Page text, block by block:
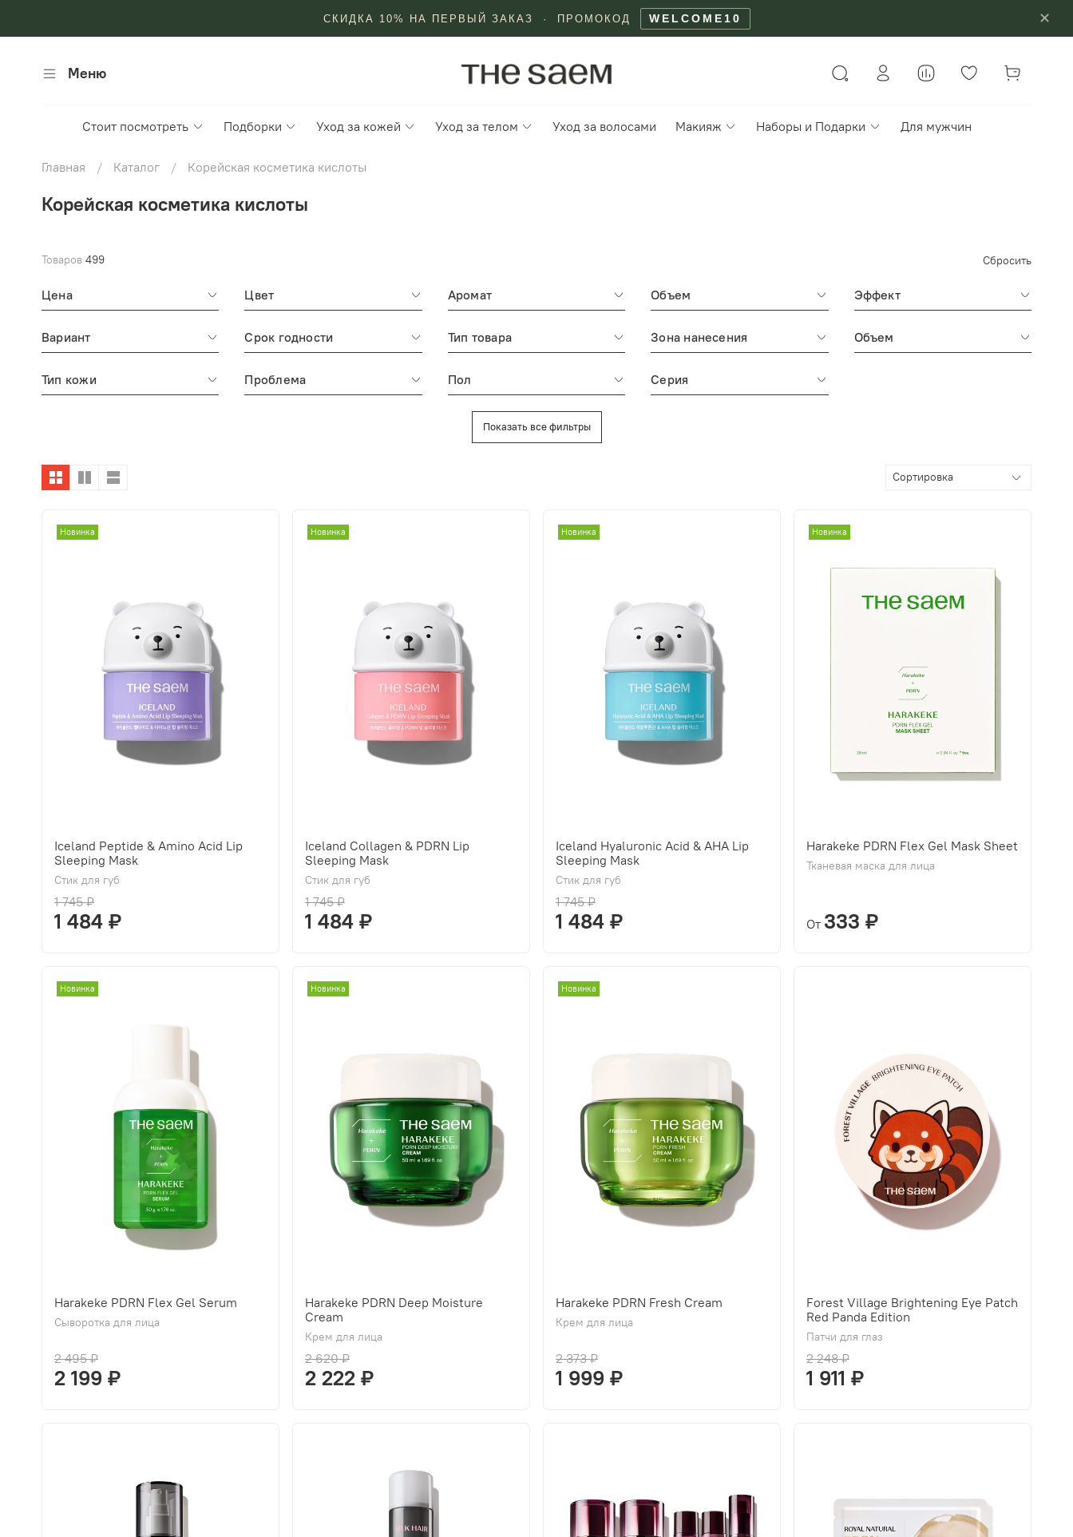
СКИДКА 10% НА ПЕРВЫЙ ЗАКАЗ · ПРОМОКОД WELCOME10 ✕
Меню
Стоит посмотреть Подборки Уход за кожей Уход за телом Уход за волосами Макияж Наборы и Подарки Для мужчин
Главная Каталог Корейская косметика кислоты
Корейская косметика кислоты
Товаров 499 Сбросить
Цена Цвет Аромат Объем Эффект
Вариант Срок годности Тип товара Зона нанесения Объем
Тип кожи Проблема Пол Серия
Показать все фильтры
Новинка
Iceland Peptide & Amino Acid Lip
Sleeping Mask
Стик для губ
1 745 ₽
1 484 ₽
Новинка
Iceland Collagen & PDRN Lip
Sleeping Mask
Стик для губ
1 745 ₽
1 484 ₽
Новинка
Iceland Hyaluronic Acid & AHA Lip
Sleeping Mask
Стик для губ
1 745 ₽
1 484 ₽
Новинка
Harakeke PDRN Flex Gel Mask Sheet
Тканевая маска для лица
От 333 ₽
Новинка
Harakeke PDRN Flex Gel Serum
Сыворотка для лица
2 495 ₽
2 199 ₽
Новинка
Harakeke PDRN Deep Moisture
Cream
Крем для лица
2 620 ₽
2 222 ₽
Новинка
Harakeke PDRN Fresh Cream
Крем для лица
2 373 ₽
1 999 ₽
Forest Village Brightening Eye Patch
Red Panda Edition
Патчи для глаз
2 248 ₽
1 911 ₽